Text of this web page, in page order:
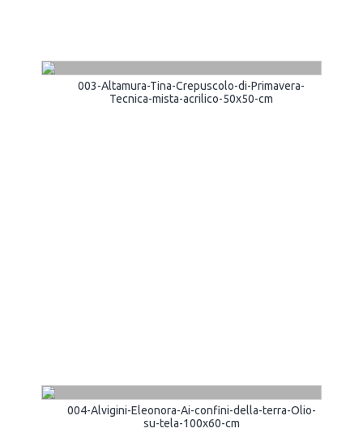
003-Altamura-Tina-Crepuscolo-di-Primavera-
Tecnica-mista-acrilico-50x50-cm
004-Alvigini-Eleonora-Ai-confini-della-terra-Olio-
su-tela-100x60-cm